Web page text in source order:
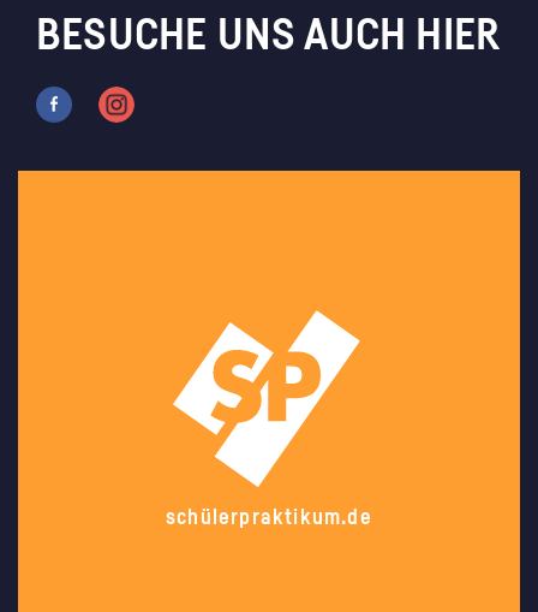
BESUCHE UNS AUCH HIER
schülerpraktikum.de